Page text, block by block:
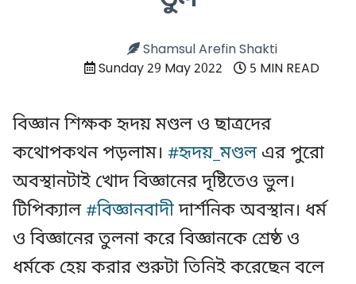
Shamsul Arefin Shakti
Sunday 29 May 2022
5 MIN READ
বিজ্ঞান শিক্ষক হৃদয় মণ্ডল ও ছাত্রদের
কথোপকথন পড়লাম। #হৃদয়_মণ্ডলএর পুরো
অবস্থানটাই খোদ বিজ্ঞানের দৃষ্টিতেও ভুল।
টিপিক্যাল#বিজ্ঞানবাদীদার্শনিক অবস্থান। ধর্ম
ও বিজ্ঞানের তুলনা করে বিজ্ঞানকে শ্রেষ্ঠ ও
ধর্মকে হেয় করার শুরুটা তিনিই করেছেন বলে